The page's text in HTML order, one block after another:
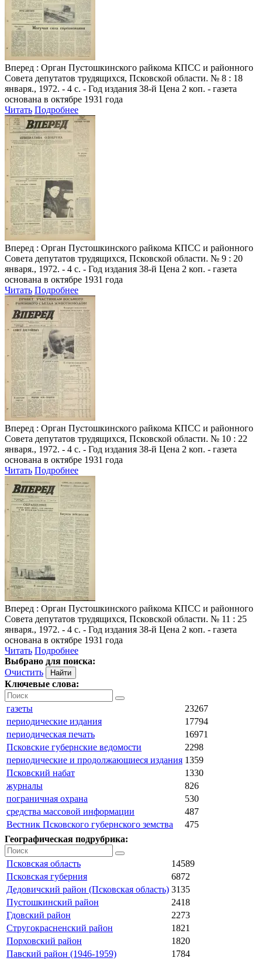
Вперед : Орган Пустошкинского райкома КПСС и районного
Совета депутатов трудящихся, Псковской области. № 8 : 18
января., 1972. - 4 с. - Год издания 38-й Цена 2 коп. - газета
основана в октябре 1931 года
Читать Подробнее
Вперед : Орган Пустошкинского райкома КПСС и районного
Совета депутатов трудящихся, Псковской области. № 9 : 20
января., 1972. - 4 с. - Год издания 38-й Цена 2 коп. - газета
основана в октябре 1931 года
Читать Подробнее
Вперед : Орган Пустошкинского райкома КПСС и районного
Совета депутатов трудящихся, Псковской области. № 10 : 22
января., 1972. - 4 с. - Год издания 38-й Цена 2 коп. - газета
основана в октябре 1931 года
Читать Подробнее
Вперед : Орган Пустошкинского райкома КПСС и районного
Совета депутатов трудящихся, Псковской области. № 11 : 25
января., 1972. - 4 с. - Год издания 38-й Цена 2 коп. - газета
основана в октябре 1931 года
Читать Подробнее
Выбрано для поиска:
Очистить
Ключевые слова:
газеты
23267
периодические издания
17794
периодическая печать
16971
Псковские губернские ведомости
2298
периодические и продолжающиеся издания 1359
Псковский набат
1330
журналы
826
пограничная охрана
530
средства массовой информации
487
Вестник Псковского губернского земства
475
Географическая подрубрика:
Псковская область
14589
Псковская губерния
6872
Дедовичский район (Псковская область) 3135
Пустошкинский район
2418
Гдовский район
2273
Стругокрасненский район
1821
Порховский район
1820
Павский район (1946-1959)
1784